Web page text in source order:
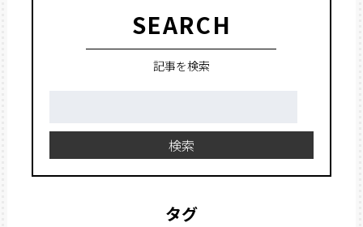
SEARCH
記事を検索
検索
タグ